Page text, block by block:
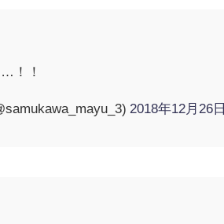
！！
2018年12月26日